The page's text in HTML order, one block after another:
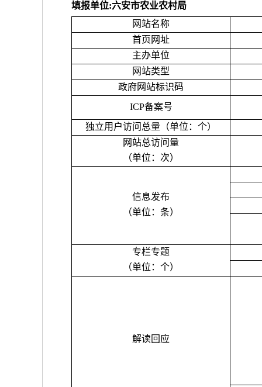
填报单位:六安市农业农村局
网站名称
首页网址
主办单位
网站类型
政府网站标识码
ICP备案号
独立用户访问总量（单位：个）
网站总访问量
（单位：次）
信息发布
（单位：条）
专栏专题
（单位：个）
解读回应